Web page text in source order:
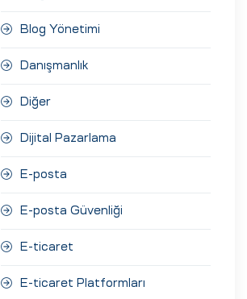
Blog Yönetimi
Danışmanlık
Diğer
Dijital Pazarlama
E-posta
E-posta Güvenliği
E-ticaret
E-ticaret Platformları